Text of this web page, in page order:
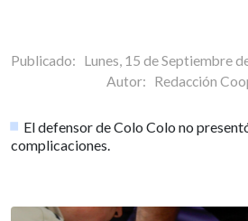
Publicado: Lunes, 15 de Septiembre
Autor: Redacción
El defensor de Colo Colo no
complicaciones.